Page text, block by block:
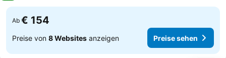
Ab € 154
Preise von 8 Websites anzeigen Preise sehen